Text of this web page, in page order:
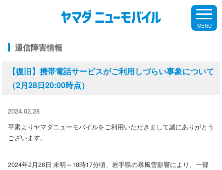
MENU
通信障害情報
【復旧】携帯電話サービスがご利用しづらい事象について
（2月28日20:00時点）
2024.02.28
平素よりヤマダニューモバイルをご利用いただきまして誠にありがとう
ございます。
2024年2月28日 未明～18時17分頃、岩手県の暴風雪影響により、一部